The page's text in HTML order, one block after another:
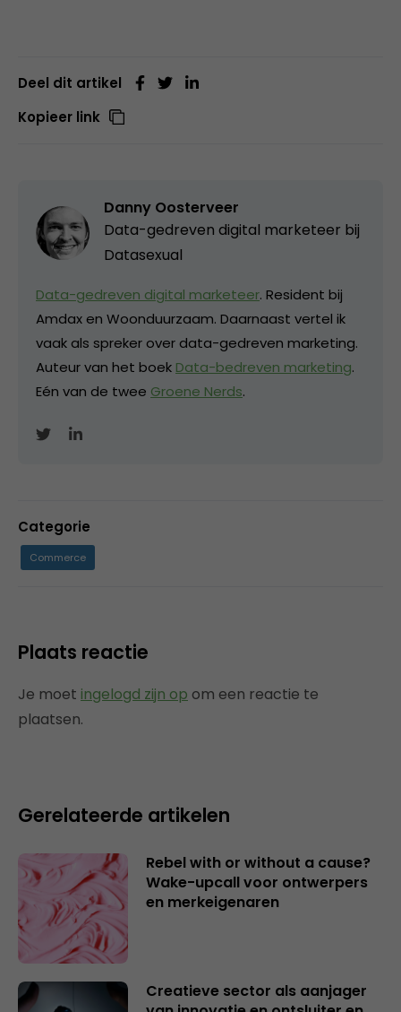
Deel dit artikel
Kopieer link
Danny Oosterveer
Data-gedreven digital marketeer bij
Datasexual
Data-gedreven digital marketeer. Resident bij
Amdax en Woonduurzaam. Daarnaast vertel ik
vaak als spreker over data-gedreven marketing.
Auteur van het boek Data-bedreven marketing.
Eén van de twee Groene Nerds.
Categorie
Commerce
Plaats reactie
Je moet ingelogd zijn op om een reactie te
plaatsen.
Gerelateerde artikelen
Rebel with or without a cause?
Wake-upcall voor ontwerpers
en merkeigenaren
Creatieve sector als aanjager